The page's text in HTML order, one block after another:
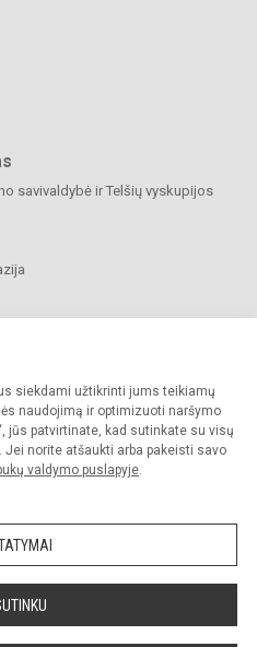
siekdami užtikrinti jums teikiamų
naudojimą ir optimizuoti naršymo
jūs patvirtinate, kad sutinkate su visų
norite atšaukti arba pakeisti savo
valdymo puslapyje.
savivaldybė ir Telšių vyskupijos
sutikimo griežtai draudžiama.
Slapukų politika